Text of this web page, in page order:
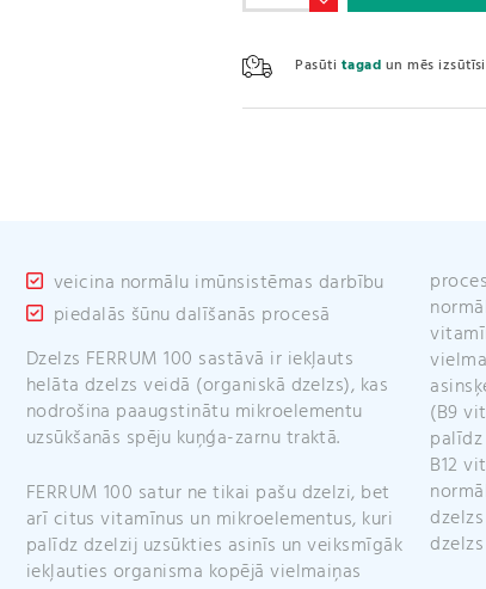
100
(60
kapsulas)
Pasūti tagad un mēs
veicina normālu imūnsistēmas darbību
piedalās šūnu dalī­šanās procesā
Dzelzs FERRUM 100 sastāvā ir iekļauts
helāta dzelzs veidā (organiskā dzelzs), kas
nodrošina paaugstinātu mikroelementu
uzsūkšanās spēju kuņģa-zarnu traktā.
FERRUM 100 satur ne tikai pašu dzelzi, bet
arī citus vitamīnus un mikroelementus, kuri
palīdz dzelzij uzsūkties asinīs un veiksmīgāk
iekļauties organisma kopējā vielmaiņas
(B9
B12
normālu veidošanos, C vitamīns uzlabo
dzelzs uzsūkšanos, Varš veicina normālu